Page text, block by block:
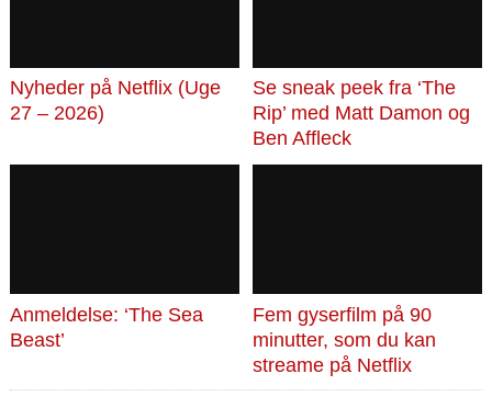
Nyheder på Netflix (Uge
27 – 2026)
Se sneak peek fra ‘The
Rip’ med Matt Damon og
Ben Affleck
Anmeldelse: ‘The Sea
Beast’
Fem gyserfilm på 90
minutter, som du kan
streame på Netflix